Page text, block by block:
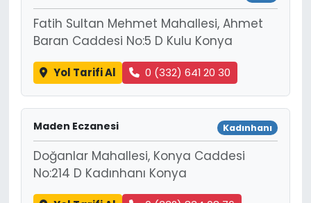
Fatih Sultan Mehmet Mahallesi, Ahmet
Baran Caddesi No:5 D Kulu Konya
Yol Tarifi Al 0 (332) 641 20 30
Maden Eczanesi Kadınhanı
Doğanlar Mahallesi, Konya Caddesi
No:214 D Kadınhanı Konya